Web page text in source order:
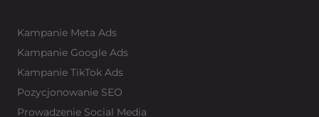
Kampanie Meta Ads
Kampanie Google Ads
Kampanie TikTok Ads
Pozycjonowanie SEO
Prowadzenie Social Media